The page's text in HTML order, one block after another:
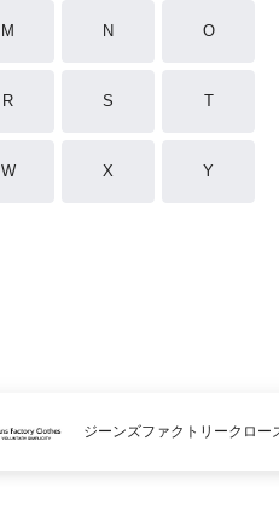
M N O
R S T
W X Y
ジーンズファクトリークロー